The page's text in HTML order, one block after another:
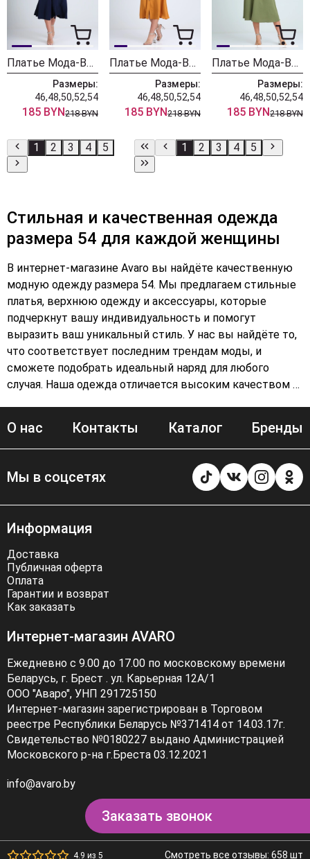
Платье Мода-Версаль 2298/темно-синий
Размеры:
46,48,50,52,54
185 BYN218 BYN
Платье Мода-Версаль 2298/горчица
Размеры:
46,48,50,52,54
185 BYN218 BYN
Платье Мода-Версаль 2298/хаки
Размеры:
46,48,50,52,54
185 BYN218 BYN
1 2 3 4 5 1 2 3 4 5
Стильная и качественная одежда
размера 54 для каждой женщины
В интернет-магазине Avaro вы найдёте качественную
модную одежду размера 54. Мы предлагаем стильные
платья, верхнюю одежду и аксессуары, которые
подчеркнут вашу индивидуальность и помогут
выразить ваш уникальный стиль. У нас вы найдёте то,
что соответствует последним трендам моды, и
сможете подобрать идеальный наряд для любого
случая. Наша одежда отличается высоким качеством и
предоставить вам не только качественную одежду, но
и незабываемый шопинг-опыт. Наш ассортимент
регулярно обновляется, чтобы вы могли находить что-
то новое и интересное для себя. Откройте для себя мир
О нас Контакты Каталог Бренды
Мы в соцсетях
Информация
Доставка
Публичная оферта
Оплата
Гарантии и возврат
Как заказать
Интернет-магазин AVARO
Ежедневно с 9.00 до 17.00 по московскому времени
Беларусь, г. Брест . ул. Карьерная 12А/1
ООО "Аваро", УНП 291725150
Интернет-магазин зарегистрирован в Торговом
реестре Республики Беларусь №371414 от 14.03.17г.
Свидетельство №0180227 выдано Администрацией
Московского р-на г.Бреста 03.12.2021
info@avaro.by
Заказать звонок
4.9 из 5 Смотреть все отзывы: 658 шт